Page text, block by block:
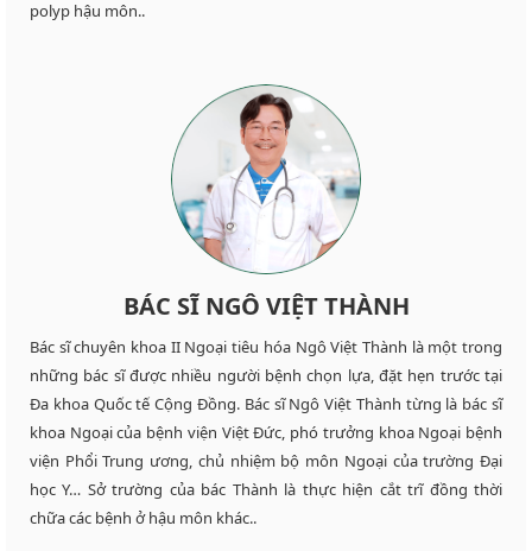
polyp hậu môn..
BÁC SĨ NGÔ VIỆT THÀNH
Bác sĩ chuyên khoa II Ngoại tiêu hóa Ngô Việt Thành là một trong
những bác sĩ được nhiều người bệnh chọn lựa, đặt hẹn trước tại
Đa khoa Quốc tế Cộng Đồng. Bác sĩ Ngô Việt Thành từng là bác sĩ
khoa Ngoại của bệnh viện Việt Đức, phó trưởng khoa Ngoại bệnh
viện Phổi Trung ương, chủ nhiệm bộ môn Ngoại của trường Đại
học Y… Sở trường của bác Thành là thực hiện cắt trĩ đồng thời
chữa các bệnh ở hậu môn khác..